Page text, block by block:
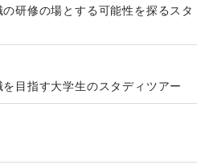
研修の場とする可能性を探るスタ
目指す大学生のスタディツアー